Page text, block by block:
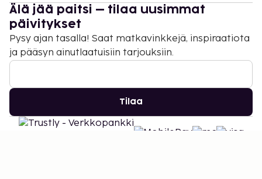
Älä jää paitsi – tilaa uusimmat
päivitykset
Pysy ajan tasalla! Saat matkavinkkejä, inspiraatiota
ja pääsyn ainutlaatuisiin tarjouksiin.
Tilaa